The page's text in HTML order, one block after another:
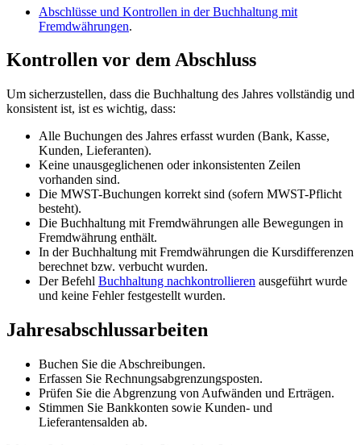
Abschlüsse und Kontrollen in der Buchhaltung mit
Fremdwährungen.
Kontrollen vor dem Abschluss
Um sicherzustellen, dass die Buchhaltung des Jahres vollständig und
konsistent ist, ist es wichtig, dass:
Alle Buchungen des Jahres erfasst wurden (Bank, Kasse,
Kunden, Lieferanten).
Keine unausgeglichenen oder inkonsistenten Zeilen
vorhanden sind.
Die MWST-Buchungen korrekt sind (sofern MWST-Pflicht
besteht).
Die Buchhaltung mit Fremdwährungen alle Bewegungen in
Fremdwährung enthält.
In der Buchhaltung mit Fremdwährungen die Kursdifferenzen
berechnet bzw. verbucht wurden.
Der Befehl Buchhaltung nachkontrollieren ausgeführt wurde
und keine Fehler festgestellt wurden.
Jahresabschlussarbeiten
Buchen Sie die Abschreibungen.
Erfassen Sie Rechnungsabgrenzungsposten.
Prüfen Sie die Abgrenzung von Aufwänden und Erträgen.
Stimmen Sie Bankkonten sowie Kunden- und
Lieferantensalden ab.